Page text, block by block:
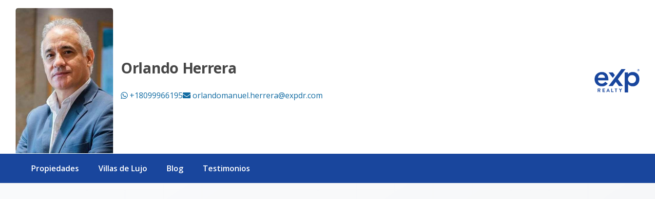
Orlando Herrera
+18099966195 orlandomanuel.herrera@expdr.com
Propiedades Villas de Lujo Blog Testimonios
Página no encontrada - eXp Realty República Dominicana